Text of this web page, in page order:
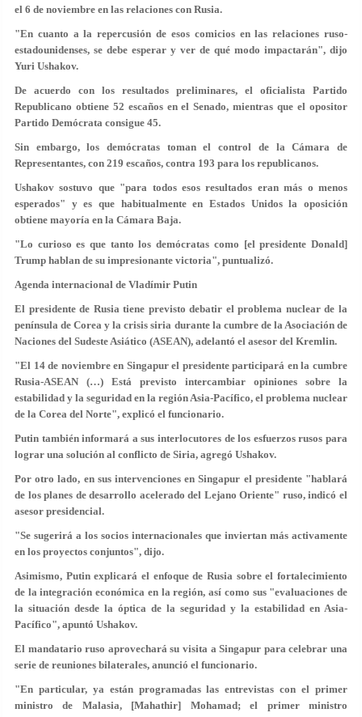
el 6 de noviembre en las relaciones con Rusia.
"En cuanto a la repercusión de esos comicios en las relaciones ruso-
estadounidenses, se debe esperar y ver de qué modo impactarán", dijo
Yuri Ushakov.
De acuerdo con los resultados preliminares, el oficialista Partido
Republicano obtiene 52 escaños en el Senado, mientras que el opositor
Partido Demócrata consigue 45.
Sin embargo, los demócratas toman el control de la Cámara de
Representantes, con 219 escaños, contra 193 para los republicanos.
Ushakov sostuvo que "para todos esos resultados eran más o menos
esperados" y es que habitualmente en Estados Unidos la oposición
obtiene mayoría en la Cámara Baja.
"Lo curioso es que tanto los demócratas como [el presidente Donald]
Trump hablan de su impresionante victoria", puntualizó.
Agenda internacional de Vladímir Putin
El presidente de Rusia tiene previsto debatir el problema nuclear de la
península de Corea y la crisis siria durante la cumbre de la Asociación de
Naciones del Sudeste Asiático (ASEAN), adelantó el asesor del Kremlin.
"El 14 de noviembre en Singapur el presidente participará en la cumbre
Rusia-ASEAN (…) Está previsto intercambiar opiniones sobre la
estabilidad y la seguridad en la región Asia-Pacífico, el problema nuclear
de la Corea del Norte", explicó el funcionario.
Putin también informará a sus interlocutores de los esfuerzos rusos para
lograr una solución al conflicto de Siria, agregó Ushakov.
Por otro lado, en sus intervenciones en Singapur el presidente "hablará
de los planes de desarrollo acelerado del Lejano Oriente" ruso, indicó el
asesor presidencial.
"Se sugerirá a los socios internacionales que inviertan más activamente
en los proyectos conjuntos", dijo.
Asimismo, Putin explicará el enfoque de Rusia sobre el fortalecimiento
de la integración económica en la región, así como sus "evaluaciones de
la situación desde la óptica de la seguridad y la estabilidad en Asia-
Pacífico", apuntó Ushakov.
El mandatario ruso aprovechará su visita a Singapur para celebrar una
serie de reuniones bilaterales, anunció el funcionario.
"En particular, ya están programadas las entrevistas con el primer
ministro de Malasia, [Mahathir] Mohamad; el primer ministro